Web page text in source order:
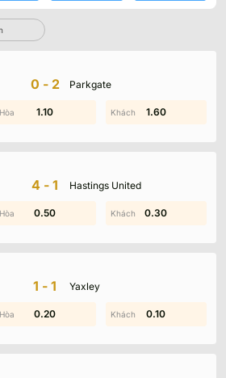
0-2 Parkgate
0.30 1.30
1.10 1.60
4-1 Hastings United
1.60 0.60
0.50 0.30
1-1 Yaxley
1.50 1.80
0.20 0.10
liệu vui lòng chọn bộ lọc khác